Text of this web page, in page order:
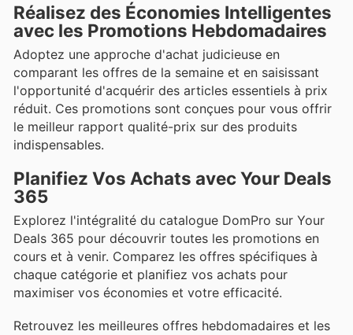
Réalisez des Économies Intelligentes
avec les Promotions Hebdomadaires
Adoptez une approche d'achat judicieuse en
comparant les offres de la semaine et en saisissant
l'opportunité d'acquérir des articles essentiels à prix
réduit. Ces promotions sont conçues pour vous offrir
le meilleur rapport qualité-prix sur des produits
indispensables.
Planifiez Vos Achats avec Your Deals
365
Explorez l'intégralité du catalogue DomPro sur Your
Deals 365 pour découvrir toutes les promotions en
cours et à venir. Comparez les offres spécifiques à
chaque catégorie et planifiez vos achats pour
maximiser vos économies et votre efficacité.
Retrouvez les meilleures offres hebdomadaires et les